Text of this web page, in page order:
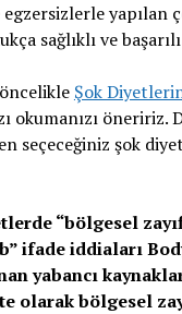
yapılan
sağlıklı ve
Şok
okumanızı öneririz.
seçeceğiniz şok
“bölgesel
ifade iddiaları
yabancı
olarak bölgesel